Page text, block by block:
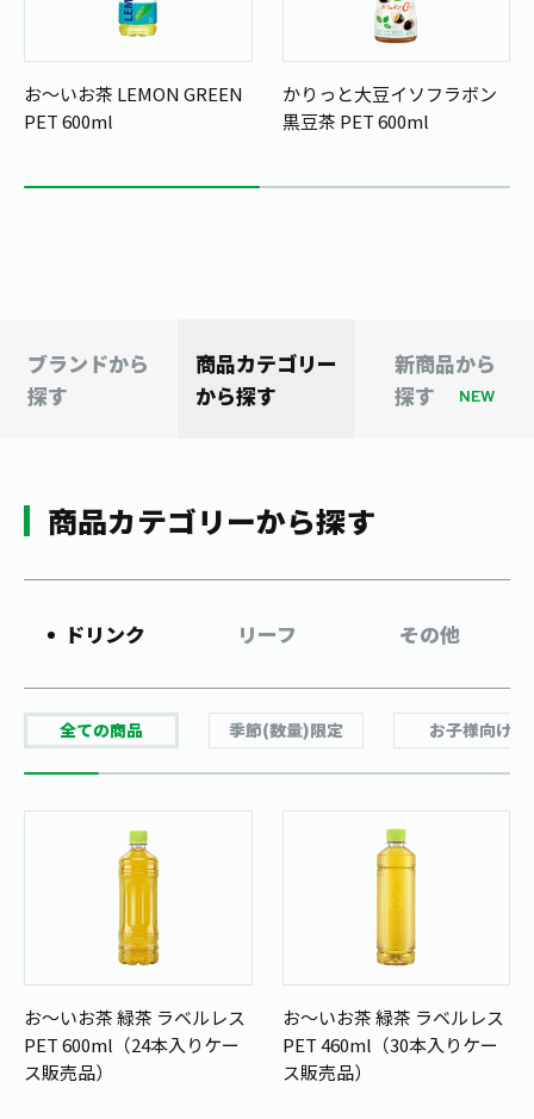
1日分の野菜
商品情報
ブランドから探す
カテゴリーから探す
安全・安心への取組み
動画ギャラリー
レシピ集
茶産地育成事業
工場見学
お茶の複合型博物館
Green Tea for Good
伊藤園レディス
店舗・通販
伊藤園の店舗トップ
茶寮伊藤園
お客様相談室
企業情報 GLOBAL
お～いお茶 LEMON GREEN
PET 600ml
かりっと大豆イソフラボン
黒豆茶 PET 600ml
ブランドから
探す
商品カテゴリー
から探す
新商品から
探す
NEW
商品カテゴリーから探す
ドリンク リーフ その他
全ての商品 季節(数量)限定 お子様向け
お～いお茶 緑茶 ラベルレス
PET 600ml（24本入りケー
ス販売品）
お～いお茶 緑茶 ラベルレス
PET 460ml（30本入りケー
ス販売品）